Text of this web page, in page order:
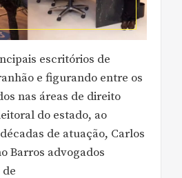
escritórios de
e figurando entre os
nas áreas de direito
do estado, ao
de atuação, Carlos
Barros advogados